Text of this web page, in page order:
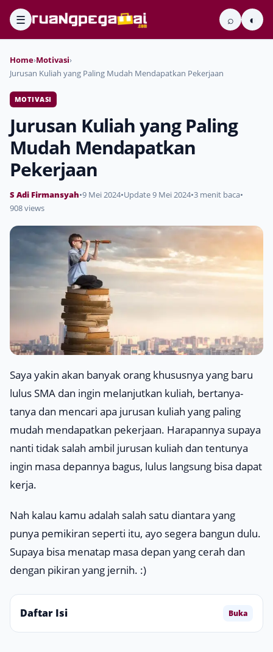
☰ ⌕ ◐
Home›Motivasi›
Jurusan Kuliah yang Paling Mudah Mendapatkan Pekerjaan
MOTIVASI
Jurusan Kuliah yang Paling
Mudah Mendapatkan
Pekerjaan
S Adi Firmansyah•9 Mei 2024•Update 9 Mei 2024•3 menit baca•
908 views
Saya yakin akan banyak orang khususnya yang baru
lulus SMA dan ingin melanjutkan kuliah, bertanya-
tanya dan mencari apa jurusan kuliah yang paling
mudah mendapatkan pekerjaan. Harapannya supaya
nanti tidak salah ambil jurusan kuliah dan tentunya
ingin masa depannya bagus, lulus langsung bisa dapat
kerja.
Nah kalau kamu adalah salah satu diantara yang
punya pemikiran seperti itu, ayo segera bangun dulu.
Supaya bisa menatap masa depan yang cerah dan
dengan pikiran yang jernih. :)
Daftar Isi Buka